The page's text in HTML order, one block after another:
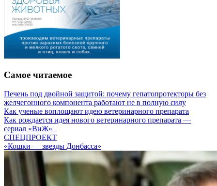
Самое читаемое
Печень под двойной защитой: почему гепатопротекторы без
желчегонного компонента работают не в полную силу
Как ученые воплощают идею ветеринарного препарата
Как рождается идея нового ветеринарного препарата —
сериал «ВиЖ»
СПЕЦПРОЕКТ
«Кошки — звезды Донбасса»